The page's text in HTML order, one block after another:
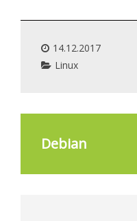
14.12.2017
Linux
Debian